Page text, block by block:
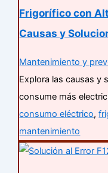
Frigorífico con
Causas y
Mantenimiento y
Explora las causas y
consume más
consumo eléctrico,
mantenimiento